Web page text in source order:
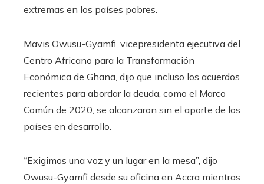
extremas en los países pobres.
Mavis Owusu-Gyamfi, vicepresidenta ejecutiva del
Centro Africano para la Transformación
Económica de Ghana, dijo que incluso los acuerdos
recientes para abordar la deuda, como el Marco
Común de 2020, se alcanzaron sin el aporte de los
países en desarrollo.
“Exigimos una voz y un lugar en la mesa”, dijo
Owusu-Gyamfi desde su oficina en Accra mientras